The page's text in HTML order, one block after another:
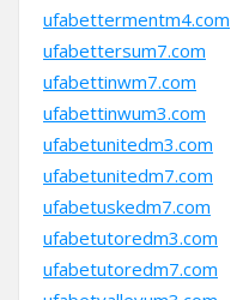
ufabettermentm4.com
ufabettersum7.com
ufabettinwm7.com
ufabettinwum3.com
ufabetunitedm3.com
ufabetunitedm7.com
ufabetuskedm7.com
ufabetutoredm3.com
ufabetutoredm7.com